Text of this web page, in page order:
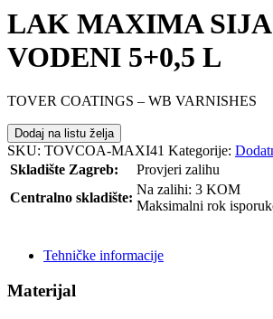
LAK MAXIMA
VODENI 5+0,5 L
TOVER COATINGS – WB VARNISHES
Dodaj na listu želja
SKU: TOVCOA-MAXI41 Kategorije:
Skladište Zagreb:
Provjeri zalihu
Centralno skladište:
Na zalihi: 3 KOM
Maksimalni rok
Tehničke informacije
Materijal